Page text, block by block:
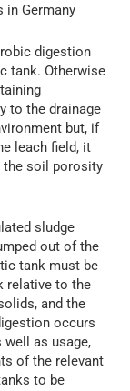
in Germany
digestion
tank. Otherwise
to the drainage
but, if
leach field, it
the soil porosity
sludge
out of the
tank must be
relative to the
and the
occurs
well as usage,
of the relevant
to be